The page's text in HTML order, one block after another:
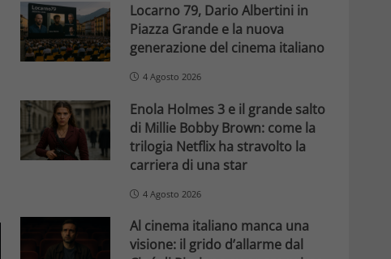
Locarno 79, Dario Albertini in
Piazza Grande e la nuova
generazione del cinema italiano
4 Agosto 2026
Enola Holmes 3 e il grande salto
di Millie Bobby Brown: come la
trilogia Netflix ha stravolto la
carriera di una star
4 Agosto 2026
Al cinema italiano manca una
visione: il grido d’allarme dal